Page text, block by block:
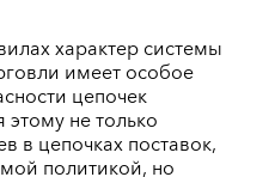
характер системы
имеет особое
цепочек
этому не только
в цепочках поставок,
политикой, но